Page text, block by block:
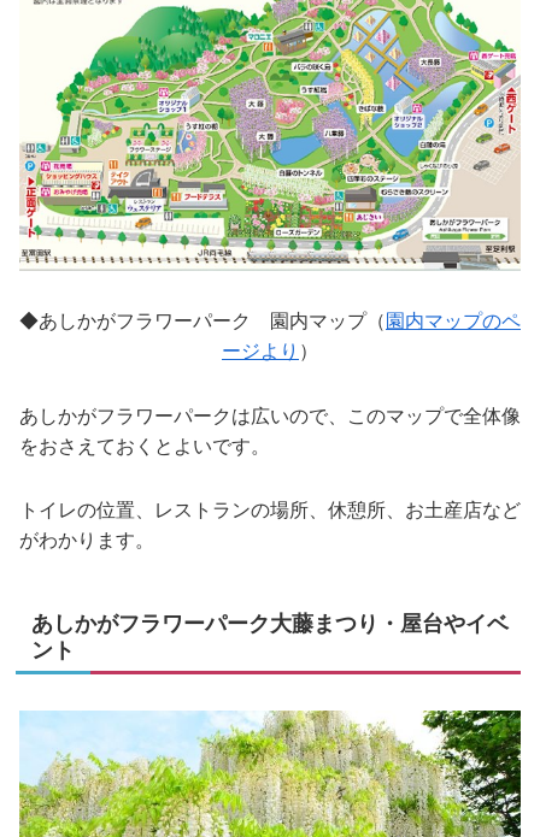
◆あしかがフラワーパーク 園内マップ（ 園内マップのペ
ージより ）
あしかがフラワーパークは広いので、このマップで全体像
をおさえておくとよいです。
トイレの位置、レストランの場所、休憩所、お土産店など
がわかります。
あしかがフラワーパーク大藤まつり・屋台やイベ
ント